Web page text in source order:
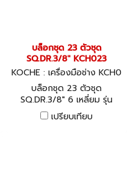
บล็อกชุด 23 ตัวชุด
SQ.DR.3/8" KCH023
KOCHE : เครื่องมือช่าง KCH0
23
บล็อกชุด 23 ตัวชุด
SQ.DR.3/8" 6 เหลี่ยม รุ่น
KCH023
เปรียบเทียบ